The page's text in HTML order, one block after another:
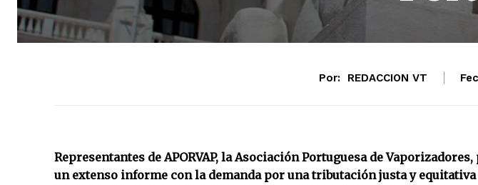
Por: REDACCION VT
Representantes de APORVAP, la Asociación Portuguesa de
un extenso informe con la demanda por una tributación justa y